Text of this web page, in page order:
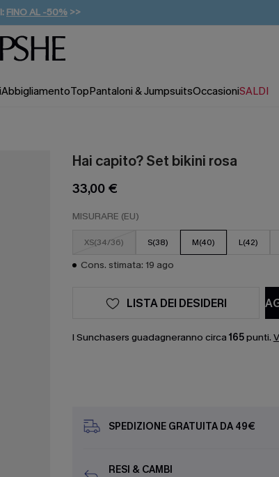
FINO AL -50% >>
DA 49€
20% DI SCONTO*
AbbigliamentoTopPantaloni & JumpsuitsOccasioniSALDI
Hai capito? Set bikini rosa
33,00 €
MISURARE (EU)
XS(34/36) S(38) M(40) L(42)
Cons. stimata: 19 ago
LISTA DEI DESIDERI
I Sunchasers guadagneranno circa 165punti.
SPEDIZIONE GRATUITA DA 49€
RESI & CAMBI